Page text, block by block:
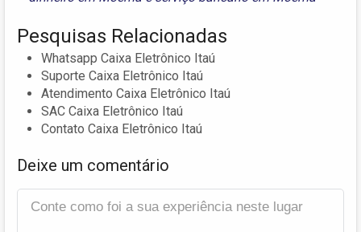
Pesquisas Relacionadas
Whatsapp Caixa Eletrônico Itaú
Suporte Caixa Eletrônico Itaú
Atendimento Caixa Eletrônico Itaú
SAC Caixa Eletrônico Itaú
Contato Caixa Eletrônico Itaú
Deixe um comentário